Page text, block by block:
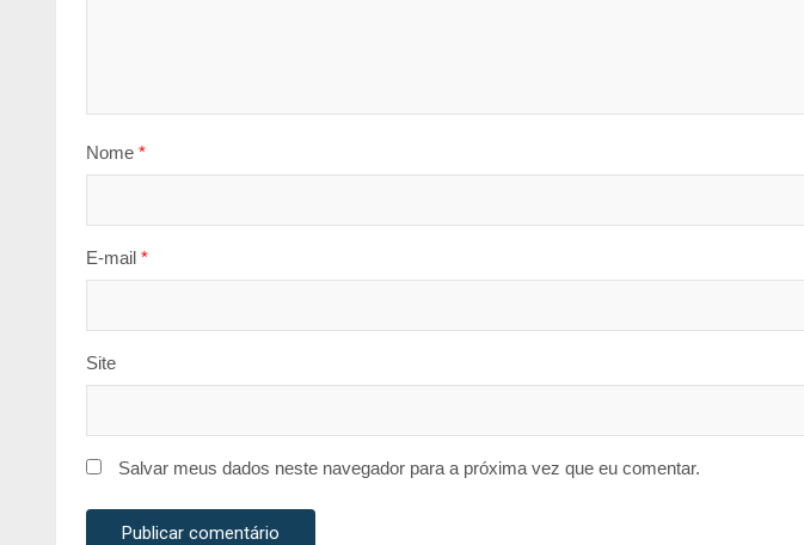
Nome *
E-mail *
Site
Salvar meus dados neste navegador para a próxima vez que eu comentar.